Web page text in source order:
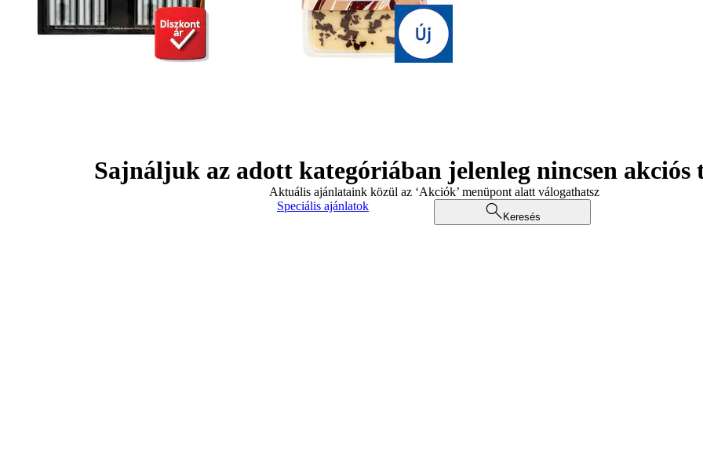
Sajnáljuk az adott kategóriában jelenleg nincsen akciós
Aktuális ajánlataink közül az ‘Akciók’ menüpont alatt válogathatsz
Speciális ajánlatok
Keresés